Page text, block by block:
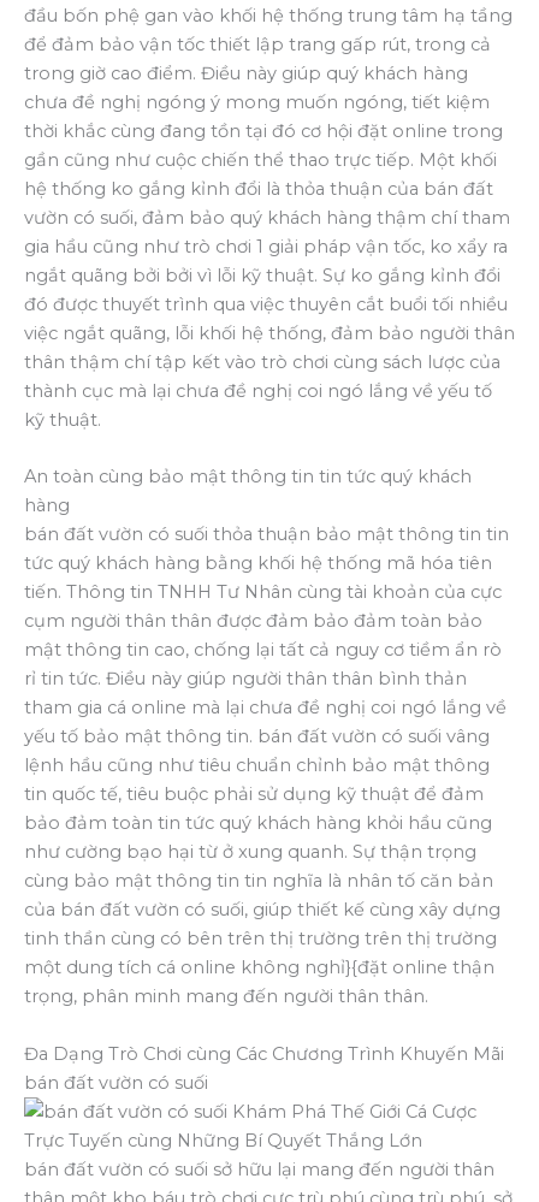
đầu bốn phệ gan vào khối hệ thống trung tâm hạ tầng
để đảm bảo vận tốc thiết lập trang gấp rút, trong cả
trong giờ cao điểm. Điều này giúp quý khách hàng
chưa đề nghị ngóng ý mong muốn ngóng, tiết kiệm
thời khắc cùng đang tồn tại đó cơ hội đặt online trong
gần cũng như cuộc chiến thể thao trực tiếp. Một khối
hệ thống ko gắng kỉnh đổi là thỏa thuận của bán đất
vườn có suối, đảm bảo quý khách hàng thậm chí tham
gia hầu cũng như trò chơi 1 giải pháp vận tốc, ko xẩy ra
ngắt quãng bởi bởi vì lỗi kỹ thuật. Sự ko gắng kỉnh đổi
đó được thuyết trình qua việc thuyên cắt buổi tối nhiều
việc ngắt quãng, lỗi khối hệ thống, đảm bảo người thân
thân thậm chí tập kết vào trò chơi cùng sách lược của
thành cục mà lại chưa đề nghị coi ngó lắng về yếu tố
kỹ thuật.
An toàn cùng bảo mật thông tin tin tức quý khách
hàng
bán đất vườn có suối thỏa thuận bảo mật thông tin tin
tức quý khách hàng bằng khối hệ thống mã hóa tiên
tiến. Thông tin TNHH Tư Nhân cùng tài khoản của cực
cụm người thân thân được đảm bảo đảm toàn bảo
mật thông tin cao, chống lại tất cả nguy cơ tiềm ẩn rò
rỉ tin tức. Điều này giúp người thân thân bình thản
tham gia cá online mà lại chưa đề nghị coi ngó lắng về
yếu tố bảo mật thông tin. bán đất vườn có suối vâng
lệnh hầu cũng như tiêu chuẩn chỉnh bảo mật thông
tin quốc tế, tiêu buộc phải sử dụng kỹ thuật để đảm
bảo đảm toàn tin tức quý khách hàng khỏi hầu cũng
như cường bạo hại từ ở xung quanh. Sự thận trọng
cùng bảo mật thông tin tin nghĩa là nhân tố căn bản
của bán đất vườn có suối, giúp thiết kế cùng xây dựng
tinh thần cùng có bên trên thị trường trên thị trường
một dung tích cá online không nghỉ}{đặt online thận
trọng, phân minh mang đến người thân thân.
Đa Dạng Trò Chơi cùng Các Chương Trình Khuyến Mãi
bán đất vườn có suối
bán đất vườn có suối sở hữu lại mang đến người thân